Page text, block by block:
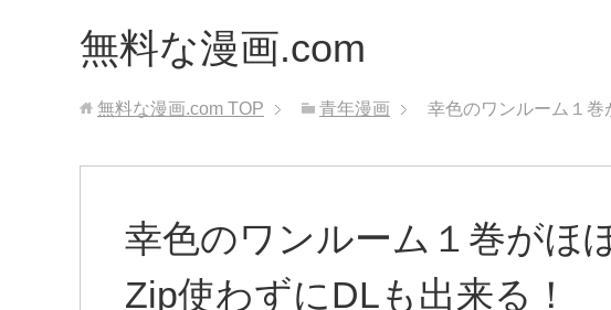
無料な漫画.com
無料な漫画.com TOP 青年漫画 幸色のワンルーム１巻
幸色のワンルーム１巻がほ
Zip使わずにDLも出来る！